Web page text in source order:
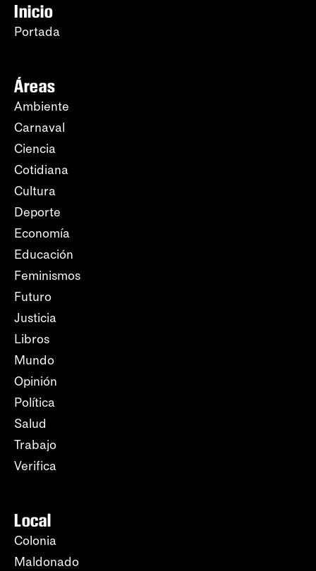
Inicio
Portada
Áreas
Ambiente
Carnaval
Ciencia
Cotidiana
Cultura
Deporte
Economía
Educación
Feminismos
Futuro
Justicia
Libros
Mundo
Opinión
Política
Salud
Trabajo
Verifica
Local
Colonia
Maldonado